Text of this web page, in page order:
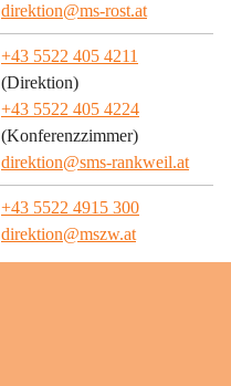
direktion@ms-rost.at
+43 5522 405 4211
(Direktion)
+43 5522 405 4224
(Konferenzzimmer)
direktion@sms-rankweil.at
+43 5522 4915 300
direktion@mszw.at